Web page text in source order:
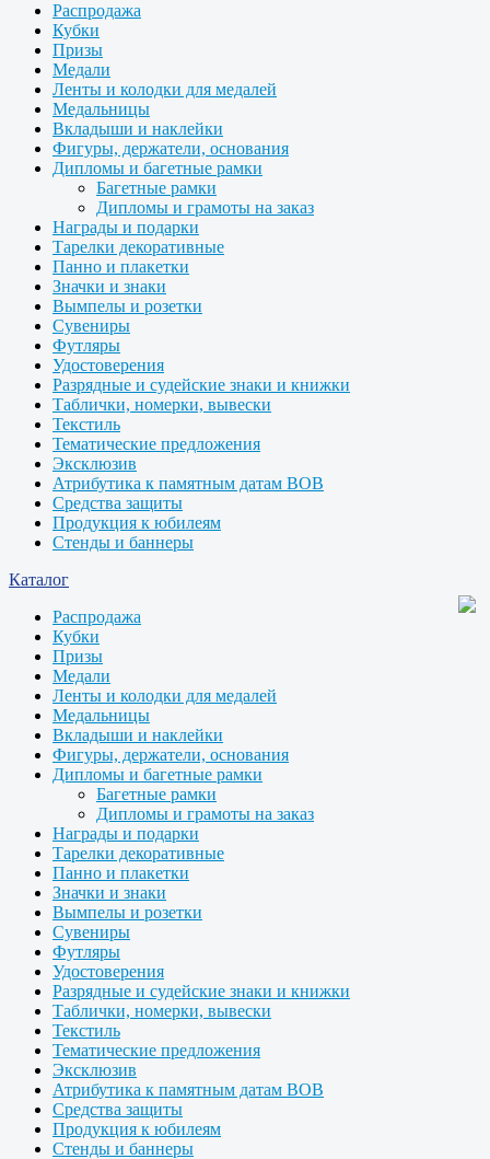
Распродажа
Кубки
Призы
Медали
Ленты и колодки для медалей
Медальницы
Вкладыши и наклейки
Фигуры, держатели, основания
Дипломы и багетные рамки
Багетные рамки
Дипломы и грамоты на заказ
Награды и подарки
Тарелки декоративные
Панно и плакетки
Значки и знаки
Вымпелы и розетки
Сувениры
Футляры
Удостоверения
Разрядные и судейские знаки и книжки
Таблички, номерки, вывески
Текстиль
Тематические предложения
Эксклюзив
Атрибутика к памятным датам ВОВ
Средства защиты
Продукция к юбилеям
Стенды и баннеры
Каталог
Распродажа
Кубки
Призы
Медали
Ленты и колодки для медалей
Медальницы
Вкладыши и наклейки
Фигуры, держатели, основания
Дипломы и багетные рамки
Багетные рамки
Дипломы и грамоты на заказ
Награды и подарки
Тарелки декоративные
Панно и плакетки
Значки и знаки
Вымпелы и розетки
Сувениры
Футляры
Удостоверения
Разрядные и судейские знаки и книжки
Таблички, номерки, вывески
Текстиль
Тематические предложения
Эксклюзив
Атрибутика к памятным датам ВОВ
Средства защиты
Продукция к юбилеям
Стенды и баннеры